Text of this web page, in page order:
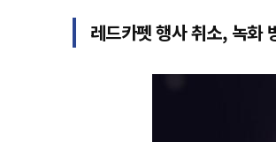
레드카펫 행사 취소, 녹화